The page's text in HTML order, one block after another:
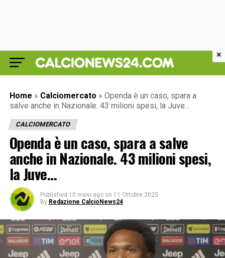
Home » Calciomercato » Openda è un caso, spara a
salve anche in Nazionale. 43 milioni spesi, la Juve…
CALCIOMERCATO
Openda è un caso, spara a salve
anche in Nazionale. 43 milioni spesi,
la Juve…
Published 10 mesi ago on 11 Ottobre 2025
By Redazione CalcioNews24
×